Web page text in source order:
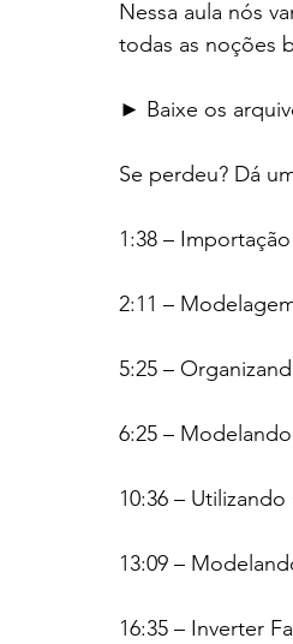
Nessa aula nós
todas as noções
► Baixe os
Se perdeu? Dá
1:38 –
2:11 –
5:25 –
6:25 –
10:36 –
13:09 –
16:35 – Inverter